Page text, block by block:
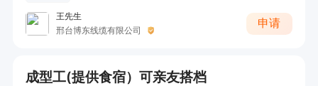
王先生
邢台博东线缆有限公司
申请
成型工(提供食宿）可亲友搭档